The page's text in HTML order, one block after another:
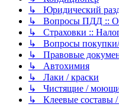
↳ Юридический
↳ Вопросы ПДД ::
↳ Страховки ::
↳ Вопросы
↳ Правовые
↳ Автохимия
↳ Лаки / краски
↳ Чистящие /
↳ Клеевые составы /